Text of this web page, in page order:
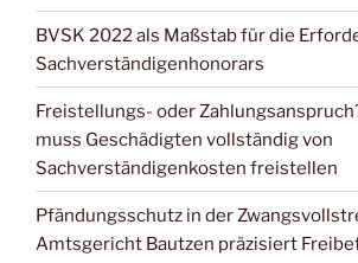
BVSK 2022 als Maßstab für die
Sachverständigenhonorars
Freistellungs- oder
muss Geschädigten vollständig von
Sachverständigenkosten freistellen
Pfändungsschutz in der
Amtsgericht Bautzen präzisiert